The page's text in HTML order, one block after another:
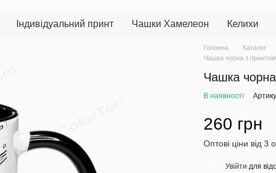
Індивідуальний принт Чашки Хамелеон Келихи
Головна Каталог
Чашка чорна з
Чашка
В наявності
260 грн
Оптові ціни від 3
Увійти для